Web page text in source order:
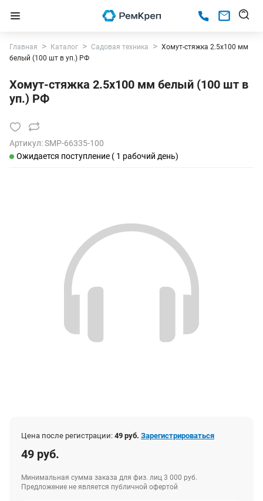
Главная Каталог Садовая техника
Хомут-стяжка 2.5х100 мм
белый (100 шт в уп.) РФ
Хомут-стяжка 2.5х100 мм белый (100 шт в
уп.) РФ
Артикул:SMP-66335-100
Ожидается поступление ( 1 рабочий день)
Цена после регистрации: 49 руб. Зарегистрироваться
49 руб.
Минимальная сумма заказа для физ. лиц 3 000 руб.
Предложение не является публичной офертой